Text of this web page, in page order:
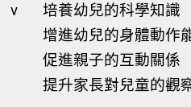
v
培養幼兒的科學知識
增進幼兒的身體動作
促進親子的互動關係
提升家長對兒童的觀